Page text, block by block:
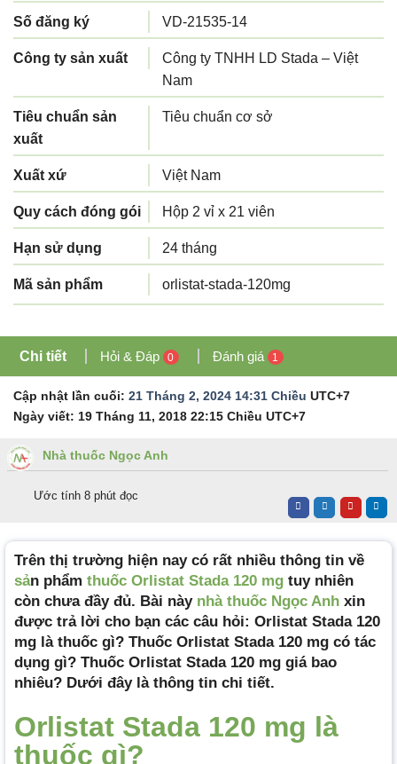
Số đăng ký VD-21535-14
Công ty sản xuất
Công ty TNHH LD Stada – Việt
Nam
Tiêu chuẩn sản
xuất
Tiêu chuẩn cơ sở
Xuất xứ Việt Nam
Quy cách đóng gói Hộp 2 vỉ x 21 viên
Hạn sử dụng 24 tháng
Mã sản phẩm orlistat-stada-120mg
Chi tiết Hỏi & Đáp 0 Đánh giá 1
Cập nhật lần cuối: 21 Tháng 2, 2024 14:31 Chiều UTC+7
Ngày viết: 19 Tháng 11, 2018 22:15 Chiều UTC+7
Nhà thuốc Ngọc Anh
Ước tính 8 phút đọc
Trên thị trường hiện nay có rất nhiều thông tin về
sản phẩm thuốc Orlistat Stada 120 mg tuy nhiên
còn chưa đầy đủ. Bài nàynhà thuốc Ngọc Anh xin
được trả lời cho bạn các câu hỏi: Orlistat Stada 120
mg là thuốc gì? Thuốc Orlistat Stada 120 mg có tác
dụng gì? Thuốc Orlistat Stada 120 mg giá bao
nhiêu? Dưới đây là thông tin chi tiết.
Orlistat Stada 120 mg là
thuốc gì?